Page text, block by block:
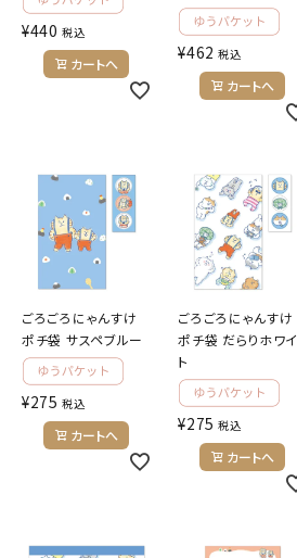
¥440 税込
カートへ
¥462 税込
カートへ
ごろごろにゃんすけ
ポチ袋 サスペブルー
¥275 税込
カートへ
ごろごろにゃんすけ
ポチ袋 だらりホワイ
ト
¥275 税込
カートへ